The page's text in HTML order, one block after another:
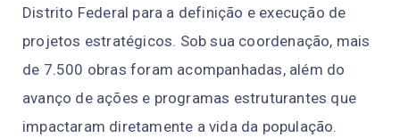
Distrito Federal para a definição e execução de
projetos estratégicos. Sob sua coordenação, mais
de 7.500 obras foram acompanhadas, além do
avanço de ações e programas estruturantes que
impactaram diretamente a vida da população.